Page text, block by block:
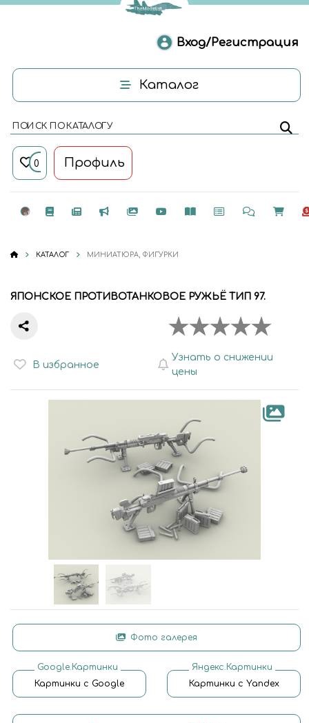
Вход/Регистрация
Каталог
ПОИСК ПО КАТАЛОГУ
0 Профиль
КАТАЛОГ МИНИАТЮРА, ФИГУРКИ
ЯПОНСКОЕ ПРОТИВОТАНКОВОЕ РУЖЬЁ ТИП 97.
В избранное
Узнать о снижении
цены
Фото галерея
Google.Картинки
Картинки с Google
Яндекс.Картинки
Картинки с Yandex